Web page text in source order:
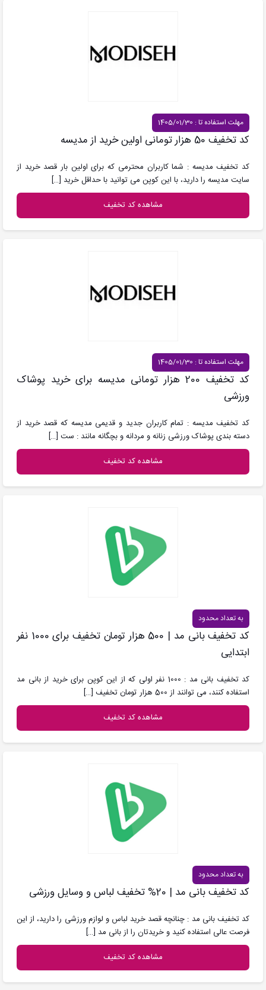
مهلت استفاده تا : 1405/01/30
کد تخفیف 50 هزار تومانی اولین خرید از مدیسه
کد تخفیف مدیسه : شما کاربران محترمی که برای اولین بار قصد خرید از
سایت مدیسه را دارید، با این کوپن می توانید با حداقل خرید […]
مشاهده کد تخفیف
مهلت استفاده تا : 1405/01/30
کد تخفیف 200 هزار تومانی مدیسه برای خرید پوشاک
ورزشی
کد تخفیف مدیسه : تمام کاربران جدید و قدیمی مدیسه که قصد خرید از
دسته بندی پوشاک ورزشی زنانه و مردانه و بچگانه مانند : ست […]
مشاهده کد تخفیف
به تعداد محدود
کد تخفیف بانی مد | 500 هزار تومان تخفیف برای 1000 نفر
ابتدایی
کد تخفیف بانی مد : 1000 نفر اولی که از این کوپن برای خرید از بانی مد
استفاده کنند، می توانند از 500 هزار تومان تخفیف
[…]
مشاهده کد تخفیف
به تعداد محدود
کد تخفیف بانی مد | 20% تخفیف لباس و وسایل ورزشی
کد تخفیف بانی مد : چنانچه قصد خرید لباس و لوازم ورزشی را دارید، از این
فرصت عالی استفاده کنید و خریدتان را از بانی مد […]
مشاهده کد تخفیف